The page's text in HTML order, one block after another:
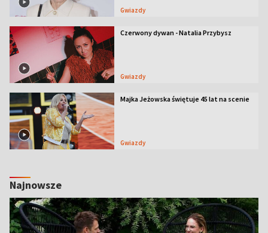
Gwiazdy
Czerwony dywan - Natalia Przybysz
Gwiazdy
Majka Jeżowska świętuje 45 lat na scenie
Gwiazdy
Najnowsze